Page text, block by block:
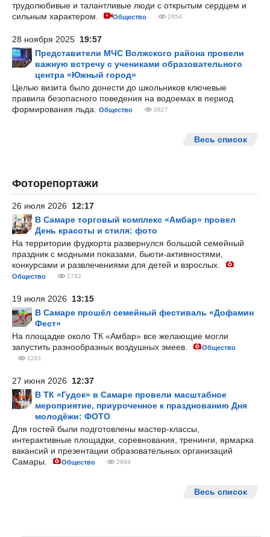
трудолюбивые и талантливые люди с открытым сердцем и
сильным характером.
Общество 2654
28 ноября 2025 19:57
Представители МЧС Волжского района провели
важную встречу с учениками образовательного
центра «Южный город»
Целью визита было донести до школьников ключевые
правила безопасного поведения на водоемах в период
формирования льда.
Общество 2827
Весь список
Фоторепортажи
26 июля 2026 12:17
В Самаре торговый комплекс «Амбар» провел
День красоты и стиля: фото
На территории фудкорта развернулся большой семейный
праздник с модными показами, бьюти-активностями,
конкурсами и развлечениями для детей и взрослых.
Общество 1742
19 июля 2026 13:15
В Самаре прошёл семейный фестиваль «Дофамин
Фест»
На площадке около ТК «Амбар» все желающие могли
запустить разнообразных воздушных змеев.
Общество
1261
27 июня 2026 12:37
В ТК «Гудок» в Самаре провели масштабное
мероприятие, приуроченное к празднованию Дня
молодёжи: ФОТО
Для гостей были подготовлены мастер-классы,
интерактивные площадки, соревнования, тренинги, ярмарка
вакансий и презентации образовательных организаций
Самары.
Общество 2984
Весь список